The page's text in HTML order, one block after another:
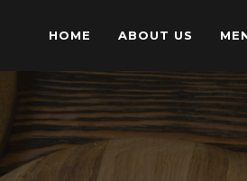
HOME ABOUT US